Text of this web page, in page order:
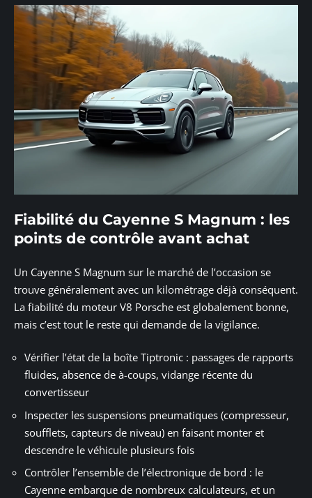
Fiabilité du Cayenne S Magnum : les
points de contrôle avant achat
Un Cayenne S Magnum sur le marché de l’occasion se
trouve généralement avec un kilométrage déjà conséquent.
La fiabilité du moteur V8 Porsche est globalement bonne,
mais c’est tout le reste qui demande de la vigilance.
Vérifier l’état de la boîte Tiptronic : passages de rapports
fluides, absence de à-coups, vidange récente du
convertisseur
Inspecter les suspensions pneumatiques (compresseur,
soufflets, capteurs de niveau) en faisant monter et
descendre le véhicule plusieurs fois
Contrôler l’ensemble de l’électronique de bord : le
Cayenne embarque de nombreux calculateurs, et un